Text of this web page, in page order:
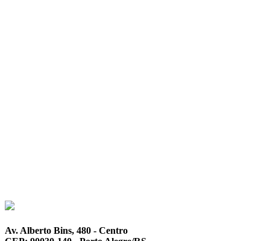
Av. Alberto Bins, 480 - Centro